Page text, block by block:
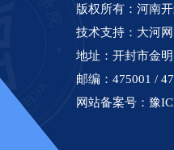
版权所有：河南
技术支持： 大河网
地址：开封市金
邮编：475001 /
网站备案号： 豫